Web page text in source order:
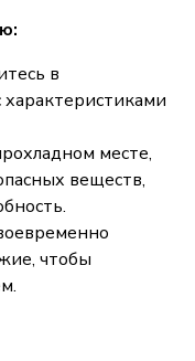
в
характеристиками
месте,
веществ,
чтобы